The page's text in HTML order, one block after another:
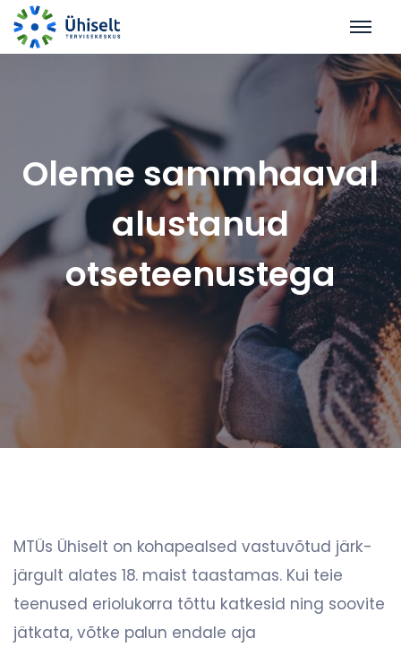
Oleme sammhaaval
alustanud
otseteenustega
MTÜs Ühiselt on kohapealsed vastuvõtud järk-
järgult alates 18. maist taastamas. Kui teie
teenused eriolukorra tõttu katkesid ning soovite
jätkata, võtke palun endale aja